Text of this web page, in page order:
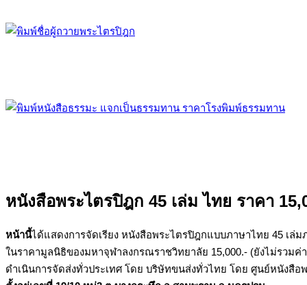
หนังสือพระไตรปิฎก 45 เล่ม ไทย ราคา
หน้านี้ได้แสดงการจัดเรียง หนังสือพระไตรปิฎกแบบภาษาไทย 45 เล่ม
ในราคามูลนิธิของมหาจุฬาลงกรณราชวิทยาลัย 15,000.- (ยังไม่รวมค่
ดำเนินการจัดส่งทั่วประเทศ โดย บริษัทขนส่งทั่วไทย โดย ศูนย์หนังสือ